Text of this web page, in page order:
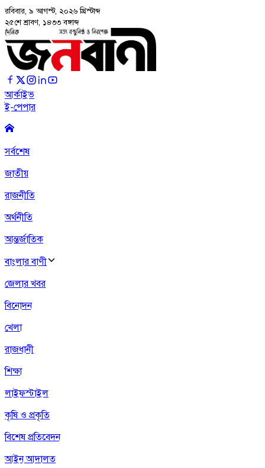
রবিবার, ৯ আগস্ট, ২০২৬ খ্রিস্টাব্দ
২৫শে শ্রাবণ, ১৪৩৩ বঙ্গাব্দ
আর্কাইভ
ই-পেপার
সর্বশেষ
জাতীয়
রাজনীতি
অর্থনীতি
আন্তর্জাতিক
বাংলার বাণী
জেলার খবর
বিনোদন
খেলা
রাজধানী
শিক্ষা
লাইফস্টাইল
কৃষি ও প্রকৃতি
বিশেষ প্রতিবেদন
আইন আদালত